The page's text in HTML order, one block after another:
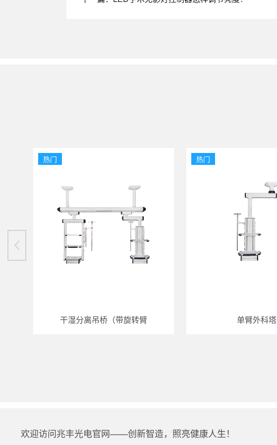
热门
干湿分离吊桥（带旋转臂
热门
单臂外科塔
欢迎访问兆丰光电官网——创新智造，照亮健康人生！